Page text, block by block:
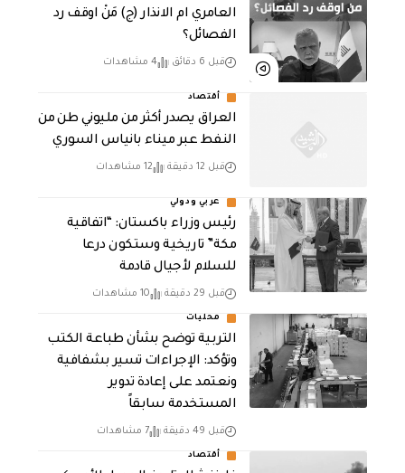
العامري ام الانذار (ج) مَنْ اوقف رد
الفصائل؟
قبل 6 دقائق 4 مشاهدات
أقتصاد
العراق يصدر أكثر من مليوني طن من
النفط عبر ميناء بانياس السوري
قبل 12 دقيقة 12 مشاهدات
عربي ودولي
رئيس وزراء باكستان: “اتفاقية
مكة” تاريخية وستكون درعا
للسلام لأجيال قادمة
قبل 29 دقيقة 10 مشاهدات
محليات
التربية توضح بشأن طباعة الكتب
وتؤكد: الإجراءات تسير بشفافية
ونعتمد على إعادة تدوير
المستخدمة سابقاً
قبل 49 دقيقة 7 مشاهدات
أقتصاد